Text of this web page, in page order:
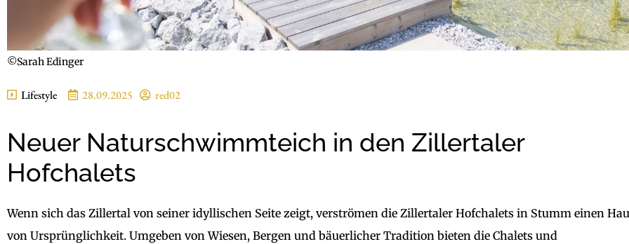
©Sarah Edinger
Lifestyle 28.09.2025 red02
Neuer Naturschwimmteich in den Zillertaler
Hofchalets
Wenn sich das Zillertal von seiner idyllischen Seite zeigt, verströmen die Zillertaler Hofchalets in Stumm einen
von Ursprünglichkeit. Umgeben von Wiesen, Bergen und bäuerlicher Tradition bieten die Chalets und